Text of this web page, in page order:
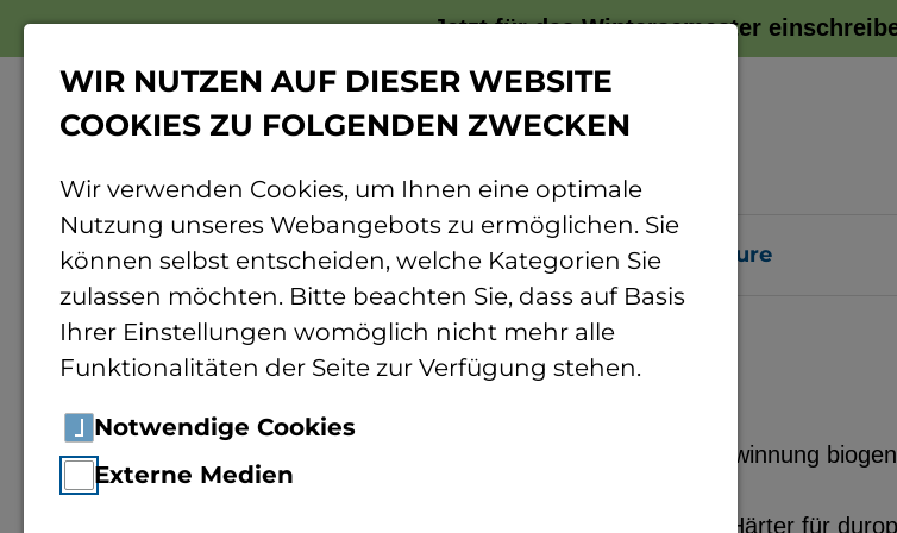
Jetzt für das Wintersemester
Home Forschung Rund ums Forschen Projekte BioCure
BioCure
Nutzung von Reststoffströmen aus der Zellstoffherstellung zur Gewinnung
Im Rahmen des Forschungsprojektes „BioCure“ soll ein biogener Härter für
WIR NUTZEN AUF DIESER WEBSITE
COOKIES ZU FOLGENDEN ZWECKEN
Wir verwenden Cookies, um Ihnen eine optimale
Nutzung unseres Webangebots zu ermöglichen. Sie
können selbst entscheiden, welche Kategorien Sie
zulassen möchten. Bitte beachten Sie, dass auf Basis
Ihrer Einstellungen womöglich nicht mehr alle
Funktionalitäten der Seite zur Verfügung stehen.
Notwendige Cookies
Externe Medien